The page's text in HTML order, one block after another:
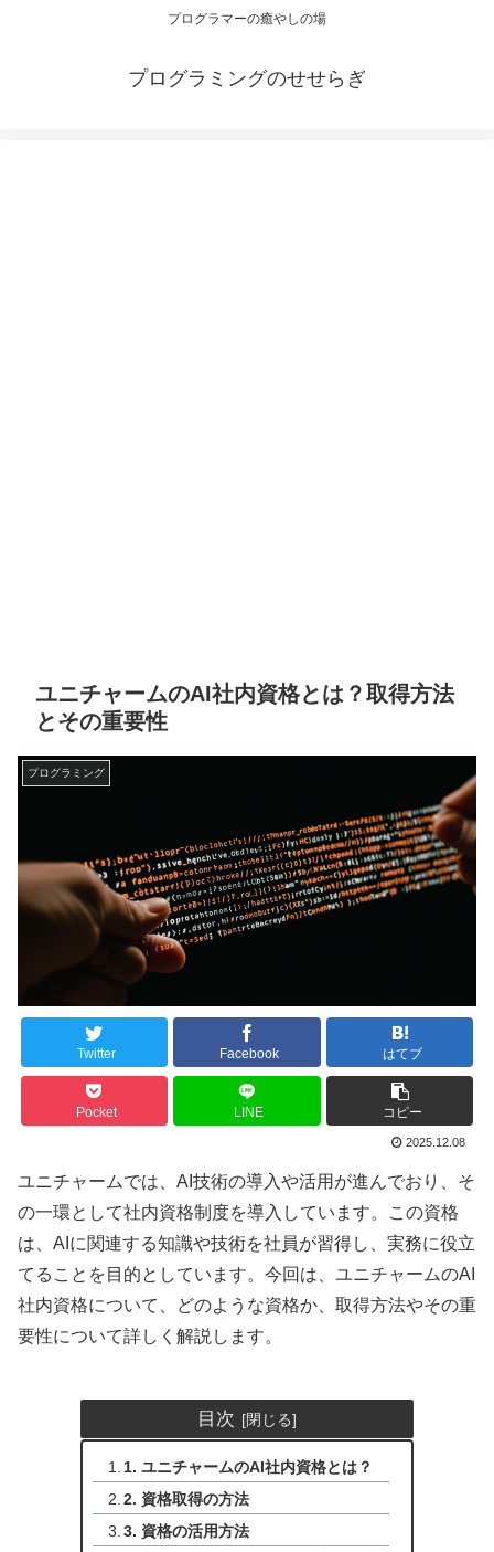
プログラマーの癒やしの場
プログラミングのせせらぎ
ユニチャームのAI社内資格とは？取得方法
とその重要性
プログラミング
Twitter Facebook はてブ
Pocket LINE コピー
2025.12.08
ユニチャームでは、AI技術の導入や活用が進んでおり、そ
の一環として社内資格制度を導入しています。この資格
は、AIに関連する知識や技術を社員が習得し、実務に役立
てることを目的としています。今回は、ユニチャームのAI
社内資格について、どのような資格か、取得方法やその重
要性について詳しく解説します。
目次
1. ユニチャームのAI社内資格とは？
2. 資格取得の方法
3. 資格の活用方法